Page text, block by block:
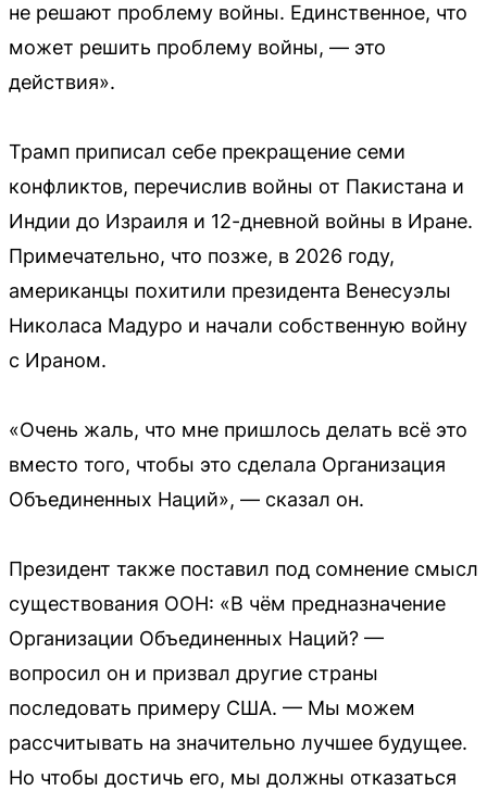
не решают проблему войны. Единственное, что
может решить проблему войны, — это
действия».
Трамп приписал себе прекращение семи
конфликтов, перечислив войны от Пакистана и
Индии до Израиля и 12-дневной войны в Иране.
Примечательно, что позже, в 2026 году,
американцы похитили президента Венесуэлы
Николаса Мадуро и начали собственную войну
с Ираном.
«Очень жаль, что мне пришлось делать всё это
вместо того, чтобы это сделала Организация
Объединенных Наций», — сказал он.
Президент также поставил под сомнение смысл
существования ООН: «В чём предназначение
Организации Объединенных Наций? —
вопросил он и призвал другие страны
последовать примеру США. — Мы можем
рассчитывать на значительно лучшее будущее.
Но чтобы достичь его, мы должны отказаться